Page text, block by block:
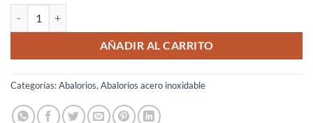
AÑADIR AL CARRITO
Categorías:Abalorios, Abalorios acero inoxidable